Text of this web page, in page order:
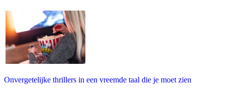
Onvergetelijke thrillers in een vreemde taal die je moet zien